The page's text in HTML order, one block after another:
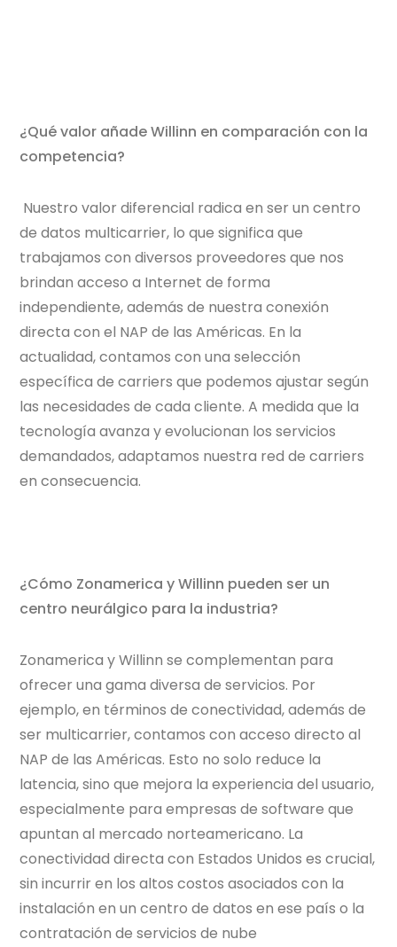
¿Qué valor añade Willinn en comparación con la
competencia?
Nuestro valor diferencial radica en ser un centro
de datos multicarrier, lo que significa que
trabajamos con diversos proveedores que nos
brindan acceso a Internet de forma
independiente, además de nuestra conexión
directa con el NAP de las Américas. En la
actualidad, contamos con una selección
específica de carriers que podemos ajustar según
las necesidades de cada cliente. A medida que la
tecnología avanza y evolucionan los servicios
demandados, adaptamos nuestra red de carriers
en consecuencia.
¿Cómo Zonamerica y Willinn pueden ser un
centro neurálgico para la industria?
Zonamerica y Willinn se complementan para
ofrecer una gama diversa de servicios. Por
ejemplo, en términos de conectividad, además de
ser multicarrier, contamos con acceso directo al
NAP de las Américas. Esto no solo reduce la
latencia, sino que mejora la experiencia del usuario,
especialmente para empresas de software que
apuntan al mercado norteamericano. La
conectividad directa con Estados Unidos es crucial,
sin incurrir en los altos costos asociados con la
instalación en un centro de datos en ese país o la
contratación de servicios de nube